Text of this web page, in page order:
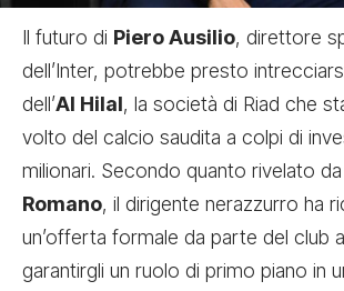
Il futuro di Piero Ausilio, direttore
dell’Inter, potrebbe presto
dell’Al Hilal, la società di Riad che
volto del calcio saudita a colpi di
milionari. Secondo quanto rivelato da
Romano, il dirigente nerazzurro ha
un’offerta formale da parte del club
garantirgli un ruolo di primo piano in